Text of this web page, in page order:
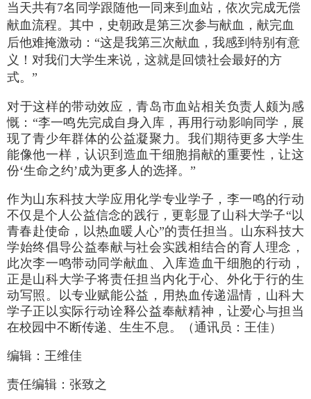
当天共有7名同学跟随他一同来到血站，依次完成无偿
献血流程。其中，史朝政是第三次参与献血，献完血
后他难掩激动：“这是我第三次献血，我感到特别有意
义！对我们大学生来说，这就是回馈社会最好的方
式。”
对于这样的带动效应，青岛市血站相关负责人颇为感
慨：“李一鸣先完成自身入库，再用行动影响同学，展
现了青少年群体的公益凝聚力。我们期待更多大学生
能像他一样，认识到造血干细胞捐献的重要性，让这
份‘生命之约’成为更多人的选择。”
作为山东科技大学应用化学专业学子，李一鸣的行动
不仅是个人公益信念的践行，更彰显了山科大学子“以
青春赴使命，以热血暖人心”的责任担当。山东科技大
学始终倡导公益奉献与社会实践相结合的育人理念，
此次李一鸣带动同学献血、入库造血干细胞的行动，
正是山科大学子将责任担当内化于心、外化于行的生
动写照。以专业赋能公益，用热血传递温情，山科大
学子正以实际行动诠释公益奉献精神，让爱心与担当
在校园中不断传递、生生不息。（通讯员：王佳）
编辑：王维佳
责任编辑：张致之